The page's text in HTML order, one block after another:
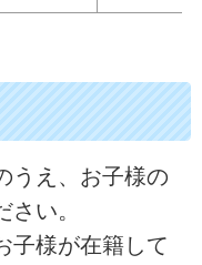
うえ、お子様の
い。
子様が在籍して